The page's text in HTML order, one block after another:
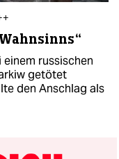
russischen
getötet
den Anschlag als